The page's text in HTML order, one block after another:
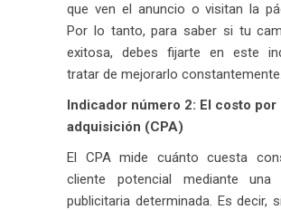
que ven el anuncio o visitan la
Por lo tanto, para saber si tu
exitosa, debes fijarte en este
tratar de mejorarlo constantemente.
Indicador número 2: El costo por
adquisición (CPA)
El CPA mide cuánto cuesta
cliente potencial mediante una
publicitaria determinada. Es decir,